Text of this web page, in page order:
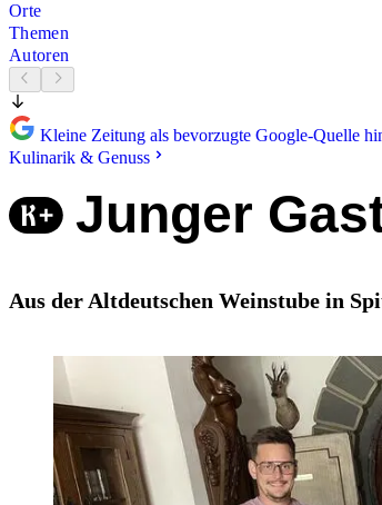
Orte
Themen
Autoren
Kleine Zeitung als bevorzugte Google-Quelle
Kulinarik & Genuss
Junger
Aus der Altdeutschen Weinstube in